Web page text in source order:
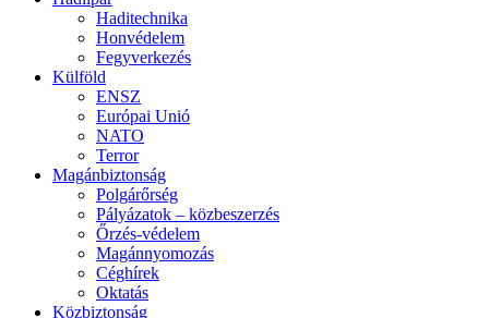
Haditechnika
Honvédelem
Fegyverkezés
Külföld
ENSZ
Európai Unió
NATO
Terror
Magánbiztonság
Polgárőrség
Pályázatok – közbeszerzés
Őrzés-védelem
Magánnyomozás
Céghírek
Oktatás
Közbiztonság